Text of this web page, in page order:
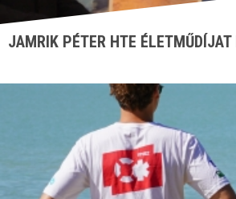
JAMRIK PÉTER HTE